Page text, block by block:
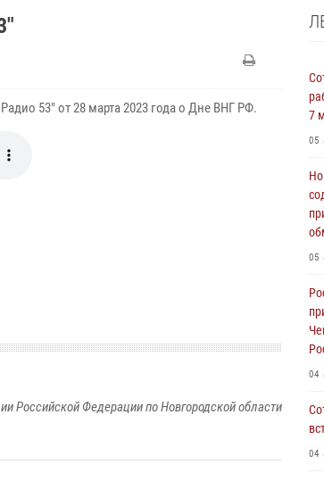
53" от 28 марта 2023 года о Дне ВНГ РФ.
Российской Федерации по Новгородской области
7
05
05
04
04